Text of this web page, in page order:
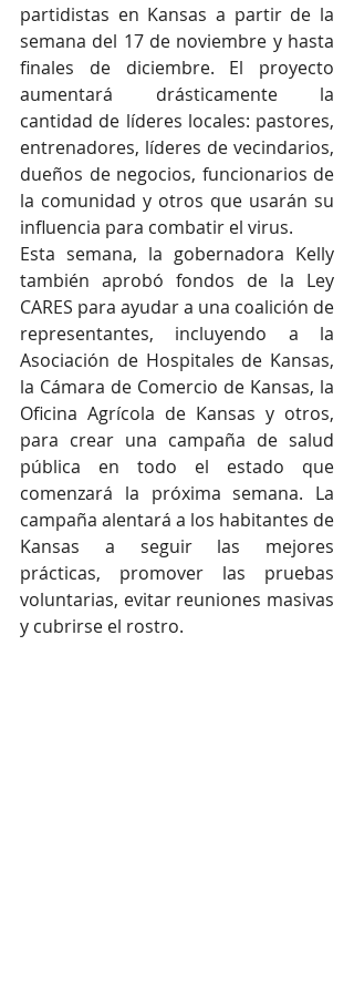
partidistas en Kansas a partir de la
semana del 17 de noviembre y hasta
finales de diciembre. El proyecto
aumentará drásticamente la
cantidad de líderes locales: pastores,
entrenadores, líderes de vecindarios,
dueños de negocios, funcionarios de
la comunidad y otros que usarán su
influencia para combatir el virus.
Esta semana, la gobernadora Kelly
también aprobó fondos de la Ley
CARES para ayudar a una coalición de
representantes, incluyendo a la
Asociación de Hospitales de Kansas,
la Cámara de Comercio de Kansas, la
Oficina Agrícola de Kansas y otros,
para crear una campaña de salud
pública en todo el estado que
comenzará la próxima semana. La
campaña alentará a los habitantes de
Kansas a seguir las mejores
prácticas, promover las pruebas
voluntarias, evitar reuniones masivas
y cubrirse el rostro.